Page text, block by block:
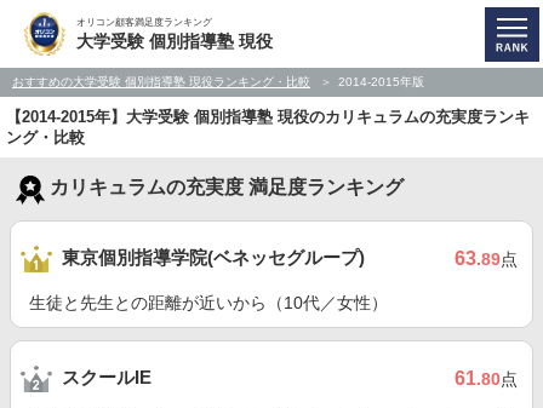
オリコン顧客満足度ランキング
大学受験 個別指導塾 現役
おすすめの大学受験 個別指導塾 現役ランキング・比較 2014-2015年版
【2014-2015年】大学受験 個別指導塾 現役のカリキュラムの充実度ランキ
ング・比較
カリキュラムの充実度 満足度ランキング
東京個別指導学院(ベネッセグループ) 63.89点
生徒と先生との距離が近いから（10代／女性）
スクールIE 61.80点